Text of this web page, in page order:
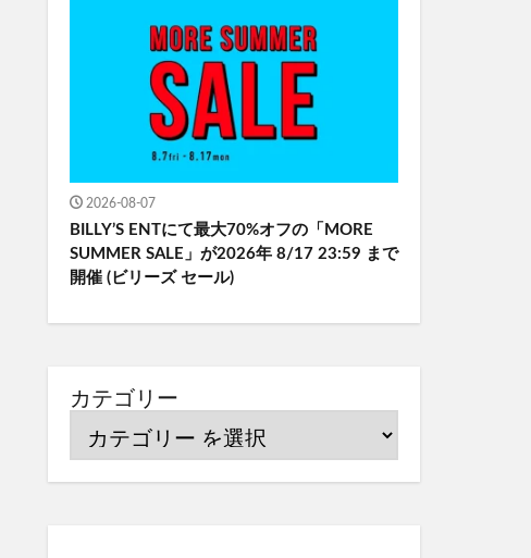
2026-08-07
BILLY’S ENTにて最大70%オフの「MORE
SUMMER SALE」が2026年 8/17 23:59 まで
開催 (ビリーズ セール)
カテゴリー